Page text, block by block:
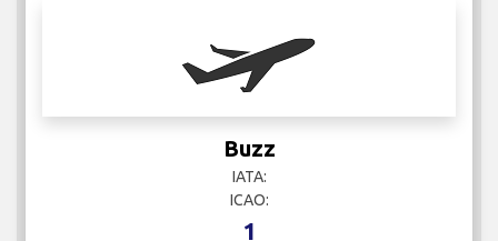
Buzz
IATA:
ICAO:
1